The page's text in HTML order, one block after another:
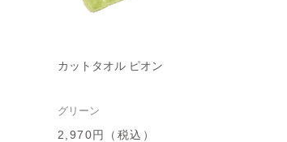
カットタオル ピオン
グリーン
2,970円（税込）